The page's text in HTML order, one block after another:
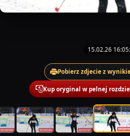
15.02.26
Pobierz zdjecie z
Kup oryginal w pelnej